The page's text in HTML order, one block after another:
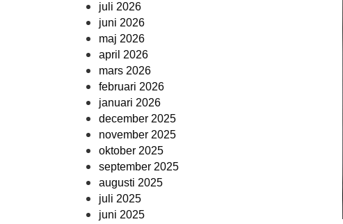
juli 2026
juni 2026
maj 2026
april 2026
mars 2026
februari 2026
januari 2026
december 2025
november 2025
oktober 2025
september 2025
augusti 2025
juli 2025
juni 2025